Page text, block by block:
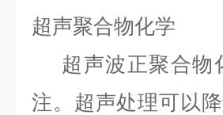
超声聚合物化学
超声波正聚合物
注。超声处理可以